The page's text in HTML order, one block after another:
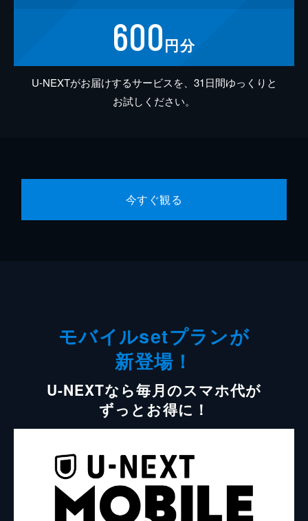
600円分
U-NEXTがお届けするサービスを、31日間ゆっくりと
お試しください。
今すぐ観る
モバイルsetプランが
新登場！
U-NEXTなら毎月のスマホ代が
ずっとお得に！